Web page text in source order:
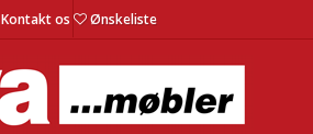
Kontakt os Ønskeliste